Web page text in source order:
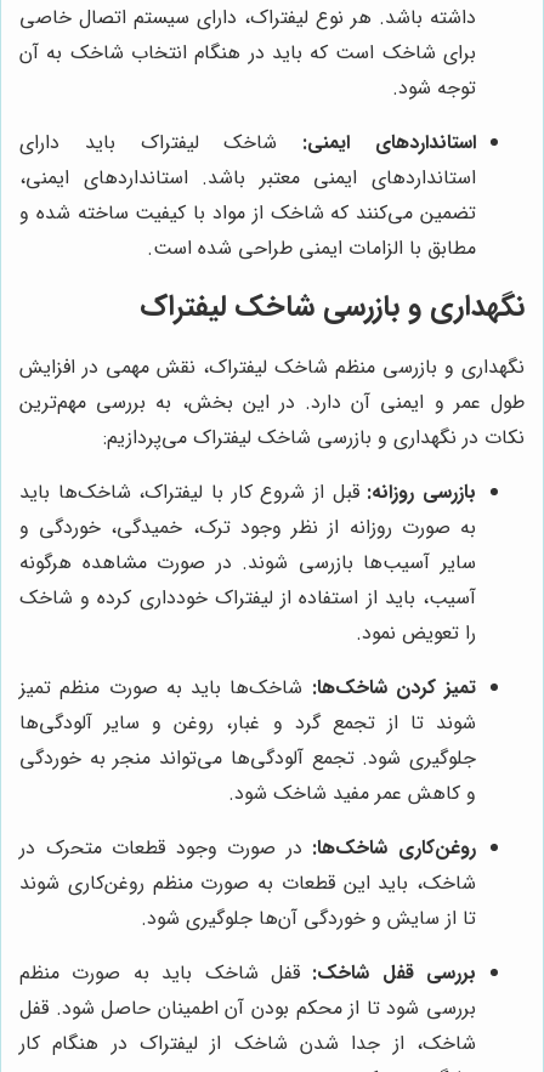
داشته باشد. هر نوع لیفتراک، دارای سیستم اتصال خاصی
برای شاخک است که باید در هنگام انتخاب شاخک به آن
توجه شود.
استانداردهای ایمنی: شاخک لیفتراک باید دارای
استانداردهای ایمنی معتبر باشد. استانداردهای ایمنی،
تضمین می‌کنند که شاخک از مواد با کیفیت ساخته شده و
مطابق با الزامات ایمنی طراحی شده است.
نگهداری و بازرسی شاخک لیفتراک
نگهداری و بازرسی منظم شاخک لیفتراک، نقش مهمی در افزایش
طول عمر و ایمنی آن دارد. در این بخش، به بررسی مهم‌ترین
نکات در نگهداری و بازرسی شاخک لیفتراک می‌پردازیم:
بازرسی روزانه: قبل از شروع کار با لیفتراک، شاخک‌ها باید
به صورت روزانه از نظر وجود ترک، خمیدگی، خوردگی و
سایر آسیب‌ها بازرسی شوند. در صورت مشاهده هرگونه
آسیب، باید از استفاده از لیفتراک خودداری کرده و شاخک
را تعویض نمود.
تمیز کردن شاخک‌ها: شاخک‌ها باید به صورت منظم تمیز
شوند تا از تجمع گرد و غبار، روغن و سایر آلودگی‌ها
جلوگیری شود. تجمع آلودگی‌ها می‌تواند منجر به خوردگی
و کاهش عمر مفید شاخک شود.
روغن‌کاری شاخک‌ها: در صورت وجود قطعات متحرک در
شاخک، باید این قطعات به صورت منظم روغن‌کاری شوند
تا از سایش و خوردگی آن‌ها جلوگیری شود.
بررسی قفل شاخک: قفل شاخک باید به صورت منظم
بررسی شود تا از محکم بودن آن اطمینان حاصل شود. قفل
شاخک، از جدا شدن شاخک از لیفتراک در هنگام کار